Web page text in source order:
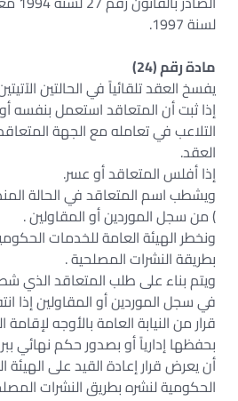
لسنة 1997.
مادة رقم (24)
يفسخ العقد تلقائياً في الحالتين
إذا ثبت أن المتعاقد استعمل بنفسه
التلاعب في تعامله مع الجهة
العقد.
إذا أفلس المتعاقد أو عسر.
ويشطب اسم المتعاقد في الحالة
) من سجل الموردين أو المقاولين .
ونخطر الهيئة العامة للخدمات
بطريقة النشرات المصلحية .
ويتم بناء على طلب المتعاقد الذي
في سجل الموردين أو المقاولين
قرار من النيابة العامة بالأوجه
بحفظها إدارياً أو بصدور حكم نهائي
أن يعرض قرار إعادة القيد على الهيئة
الحكومية لنشره بطريق النشرات